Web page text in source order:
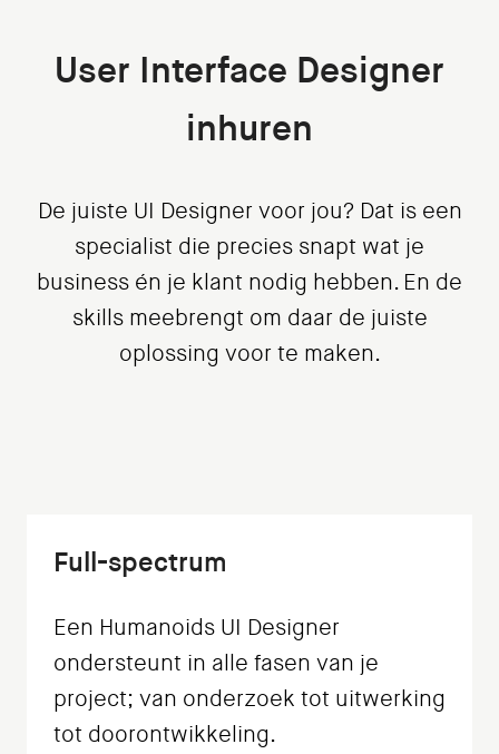
User Interface Designer
inhuren
De juiste UI Designer voor jou? Dat is een
specialist die precies snapt wat je
business én je klant nodig hebben. En de
skills meebrengt om daar de juiste
oplossing voor te maken.
Full-spectrum
Een Humanoids UI Designer
ondersteunt in alle fasen van je
project; van onderzoek tot uitwerking
tot doorontwikkeling.